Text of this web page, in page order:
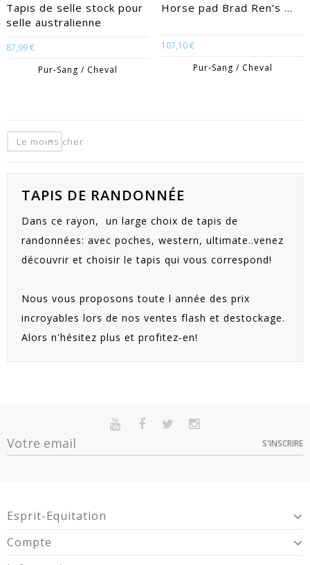
Tapis de selle stock pour
selle australienne
87,99 €
Pur-Sang / Cheval
Horse pad Brad Ren’s ...
107,10 €
Pur-Sang / Cheval
Le moins cher
TAPIS DE RANDONNÉE
Dans ce rayon, un large choix de tapis de
randonnées: avec poches, western, ultimate..venez
découvrir et choisir le tapis qui vous correspond!
Nous vous proposons toute l année des prix
incroyables lors de nos ventes flash et destockage.
Alors n'hésitez plus et profitez-en!
S'INSCRIRE
Esprit-Equitation
Compte